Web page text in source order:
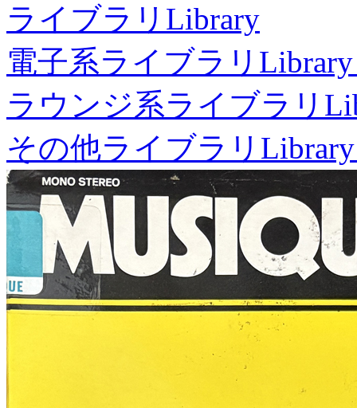
ライブラリ Library
電子系ライブラリ
ラウンジ系ライブラリ
その他ライブラリ